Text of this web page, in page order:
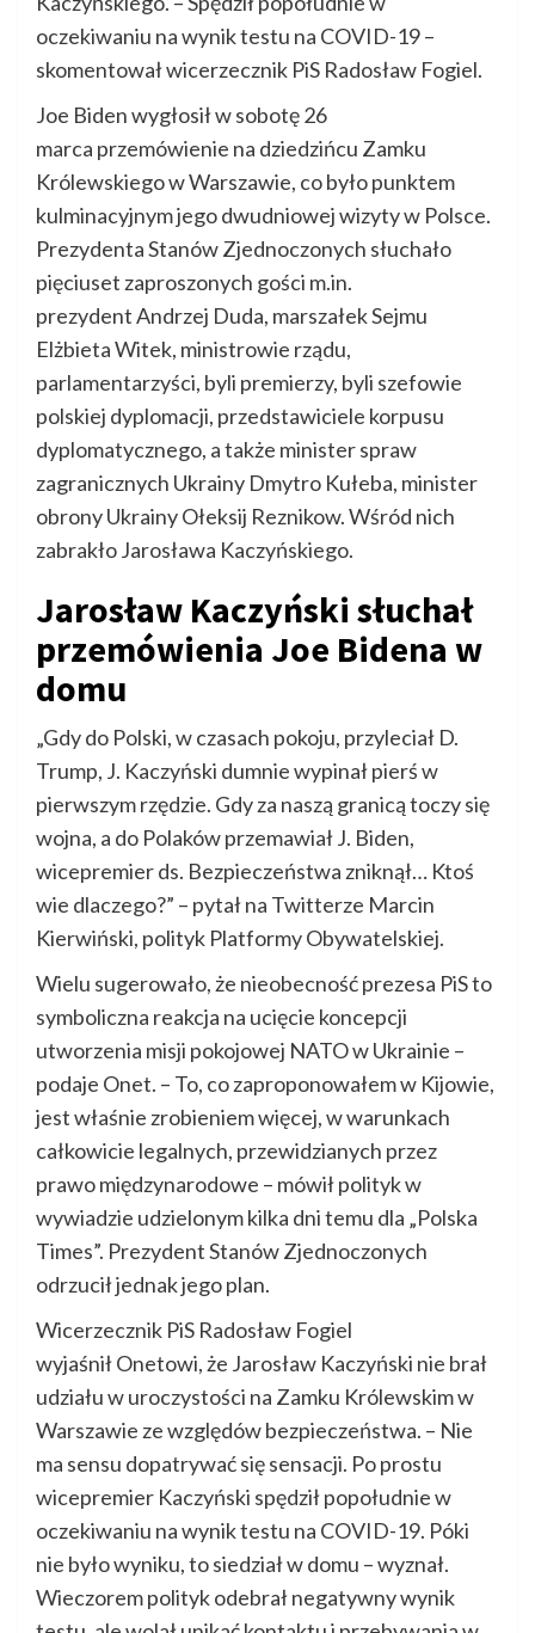
oczekiwaniu na wynik testu na COVID-19 –
skomentował wicerzecznik PiS Radosław Fogiel.
Joe Biden wygłosił w sobotę 26
marca przemówienie na dziedzińcu Zamku
Królewskiego w Warszawie, co było punktem
kulminacyjnym jego dwudniowej wizyty w Polsce.
Prezydenta Stanów Zjednoczonych słuchało
pięciuset zaproszonych gości m.in.
prezydent Andrzej Duda, marszałek Sejmu
Elżbieta Witek, ministrowie rządu,
parlamentarzyści, byli premierzy, byli szefowie
polskiej dyplomacji, przedstawiciele korpusu
dyplomatycznego, a także minister spraw
zagranicznych Ukrainy Dmytro Kułeba, minister
obrony Ukrainy Ołeksij Reznikow. Wśród nich
zabrakło Jarosława Kaczyńskiego.
Jarosław Kaczyński słuchał
przemówienia Joe Bidena w
domu
„Gdy do Polski, w czasach pokoju, przyleciał D.
Trump, J. Kaczyński dumnie wypinał pierś w
pierwszym rzędzie. Gdy za naszą granicą toczy się
wojna, a do Polaków przemawiał J. Biden,
wicepremier ds. Bezpieczeństwa zniknął… Ktoś
wie dlaczego?” – pytał na Twitterze Marcin
Kierwiński, polityk Platformy Obywatelskiej.
Wielu sugerowało, że nieobecność prezesa PiS to
symboliczna reakcja na ucięcie koncepcji
utworzenia misji pokojowej NATO w Ukrainie –
podaje Onet. – To, co zaproponowałem w Kijowie,
jest właśnie zrobieniem więcej, w warunkach
całkowicie legalnych, przewidzianych przez
prawo międzynarodowe – mówił polityk w
wywiadzie udzielonym kilka dni temu dla „Polska
Times”. Prezydent Stanów Zjednoczonych
odrzucił jednak jego plan.
Wicerzecznik PiS Radosław Fogiel
wyjaśnił Onetowi, że Jarosław Kaczyński nie brał
udziału w uroczystości na Zamku Królewskim w
Warszawie ze względów bezpieczeństwa. – Nie
ma sensu dopatrywać się sensacji. Po prostu
wicepremier Kaczyński spędził popołudnie w
oczekiwaniu na wynik testu na COVID-19. Póki
nie było wyniku, to siedział w domu – wyznał.
Wieczorem polityk odebrał negatywny wynik